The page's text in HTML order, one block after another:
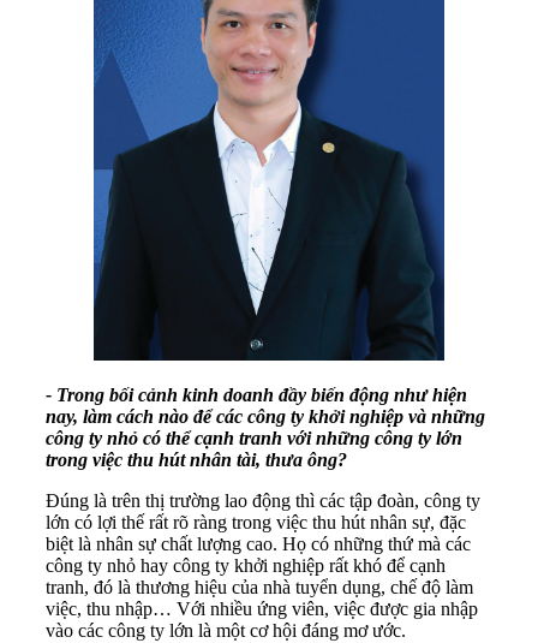
- Trong bối cảnh kinh doanh đầy biến động như hiện
nay, làm cách nào để các công ty khởi nghiệp và những
công ty nhỏ có thể cạnh tranh với những công ty lớn
trong việc thu hút nhân tài, thưa ông?
Đúng là trên thị trường lao động thì các tập đoàn, công ty
lớn có lợi thế rất rõ ràng trong việc thu hút nhân sự, đặc
biệt là nhân sự chất lượng cao. Họ có những thứ mà các
công ty nhỏ hay công ty khởi nghiệp rất khó để cạnh
tranh, đó là thương hiệu của nhà tuyển dụng, chế độ làm
việc, thu nhập… Với nhiều ứng viên, việc được gia nhập
vào các công ty lớn là một cơ hội đáng mơ ước.